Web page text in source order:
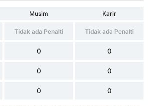
Musim
Karir
Tidak ada Penalti Tidak ada Penalti
0 0
0 0
0 0